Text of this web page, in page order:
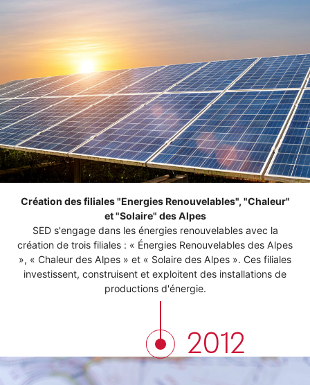
Création des filiales "Energies Renouvelables", "Chaleur"
et "Solaire" des Alpes
SED s'engage dans les énergies renouvelables avec la
création de trois filiales : « Énergies Renouvelables des Alpes
», « Chaleur des Alpes » et « Solaire des Alpes ». Ces filiales
investissent, construisent et exploitent des installations de
productions d'énergie.
2012